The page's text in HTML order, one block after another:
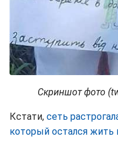
Скриншот фото
Кстати, сеть
который остался